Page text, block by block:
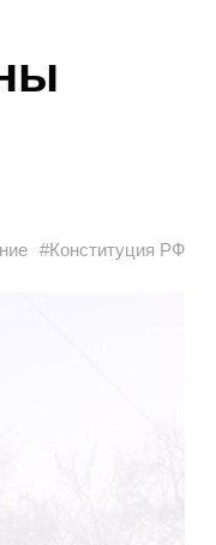
#Конституция РФ